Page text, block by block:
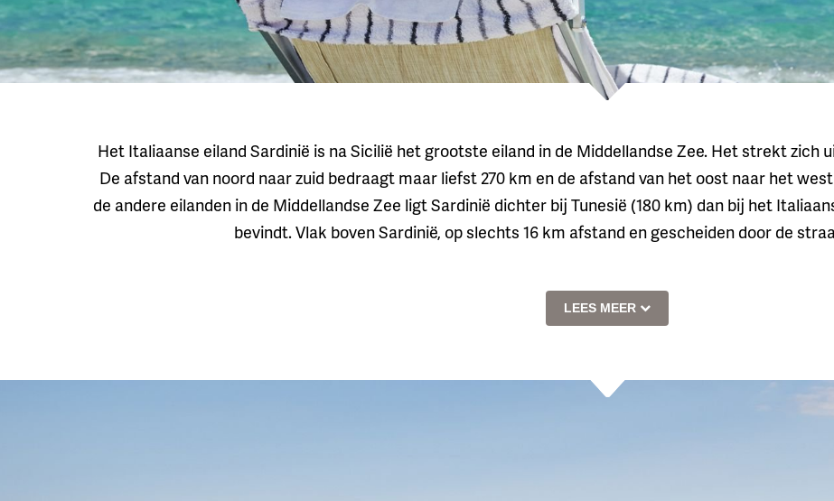
Het Italiaanse eiland Sardinië is na Sicilië het grootste eiland in de Middellandse Zee. Het strekt zich
De afstand van noord naar zuid bedraagt maar liefst 270 km en de afstand van het oost naar het
de andere eilanden in de Middellandse Zee ligt Sardinië dichter bij Tunesië (180 km) dan bij het
bevindt. Vlak boven Sardinië, op slechts 16 km afstand en gescheiden door de
LEES MEER